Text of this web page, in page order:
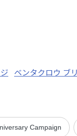
ベンタクロウ ブ
Campaign